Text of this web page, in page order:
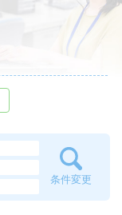
条件変更